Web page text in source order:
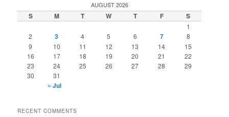
c
h
AUGUST 2026
S M T W T F S
1
2
3 4 5 6 7
8
9
10 11 12 13 14
15
16
17 18 19 20 21
22
23
24 25 26 27 28
29
30
31
« Jul
RECENT COMMENTS